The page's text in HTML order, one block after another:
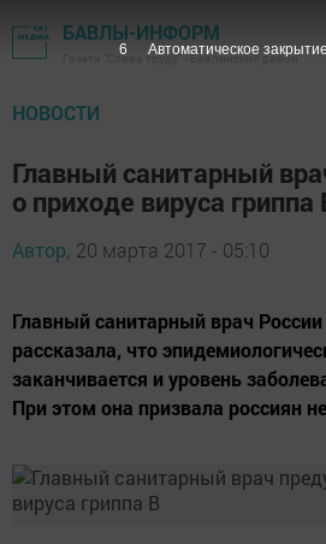
БАВЛЫ-ИНФОРМ
Газета "Слава труду" - Бавлинский район
НОВОСТИ
Главный санитарный
о приходе вируса гриппа
Автор, 20 марта 2017 - 05:10
Главный санитарный врач
рассказала, что
заканчивается и уровень
При этом она призвала россиян
5 Автоматическое